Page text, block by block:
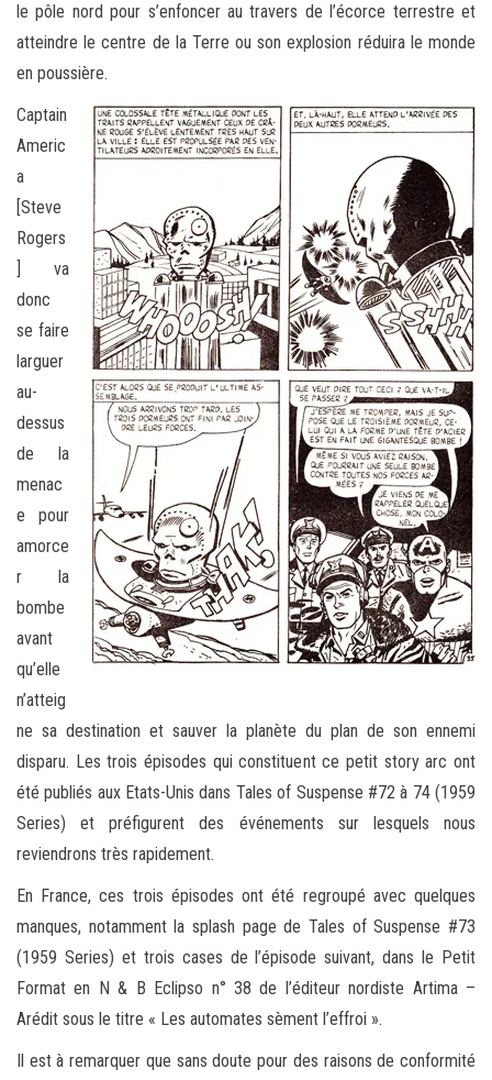
le pôle nord pour s’enfoncer au travers de l’écorce terrestre et
atteindre le centre de la Terre ou son explosion réduira le monde
en poussière.
Captain
Americ
a
[Steve
Rogers
] va
donc
se faire
larguer
au-
dessus
de la
menac
e pour
amorce
r la
bombe
avant
qu’elle
n’atteig
ne sa destination et sauver la planète du plan de son ennemi
disparu. Les trois épisodes qui constituent ce petit story arc ont
été publiés aux Etats-Unis dans Tales of Suspense #72 à 74 (1959
Series) et préfigurent des événements sur lesquels nous
reviendrons très rapidement.
En France, ces trois épisodes ont été regroupé avec quelques
manques, notamment la splash page de Tales of Suspense #73
(1959 Series) et trois cases de l’épisode suivant, dans le Petit
Format en N & B Eclipso n° 38 de l’éditeur nordiste Artima –
Arédit sous le titre « Les automates sèment l’effroi ».
Il est à remarquer que sans doute pour des raisons de conformité